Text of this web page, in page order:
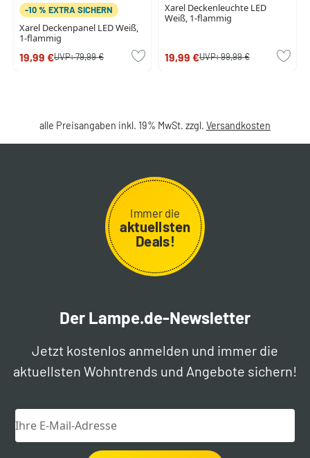
-10 % EXTRA SICHERN
Xarel Deckenpanel LED Weiß,
1-flammig
19,99 €UVP:79,99 €
Xarel Deckenleuchte LED
Weiß, 1-flammig
19,99 €UVP:99,99 €
alle Preisangaben inkl. 19% MwSt. zzgl. Versandkosten
Immer die
aktuellsten
Deals!
Der Lampe.de-Newsletter
Jetzt kostenlos anmelden und immer die
aktuellsten Wohntrends und Angebote sichern!